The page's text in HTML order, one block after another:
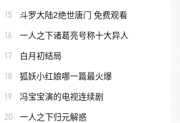
15 斗罗大陆2绝世唐门 免费观看
16 一人之下诸葛亮号称十大异人
17 白月初结局
18 狐妖小红娘哪一篇最火爆
19 冯宝宝演的电视连续剧
20 一人之下归元解惑